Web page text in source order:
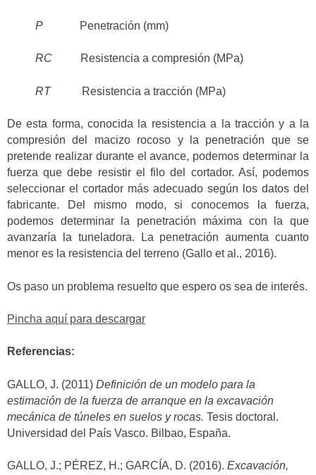
P Penetración (mm)
RC Resistencia a compresión (MPa)
RTResistencia a tracción (MPa)
De esta forma, conocida la resistencia a la tracción y a la
compresión del macizo rocoso y la penetración que se
pretende realizar durante el avance, podemos determinar la
fuerza que debe resistir el filo del cortador. Así, podemos
seleccionar el cortador más adecuado según los datos del
fabricante. Del mismo modo, si conocemos la fuerza,
podemos determinar la penetración máxima con la que
avanzaría la tuneladora. La penetración aumenta cuanto
menor es la resistencia del terreno (Gallo et al., 2016).
Os paso un problema resuelto que espero os sea de interés.
Pincha aquí para descargar
Referencias:
GALLO, J. (2011) Definición de un modelo para la
estimación de la fuerza de arranque en la excavación
mecánica de túneles en suelos y rocas. Tesis doctoral.
Universidad del País Vasco. Bilbao, España.
GALLO, J.; PÉREZ, H.; GARCÍA, D. (2016). Excavación,